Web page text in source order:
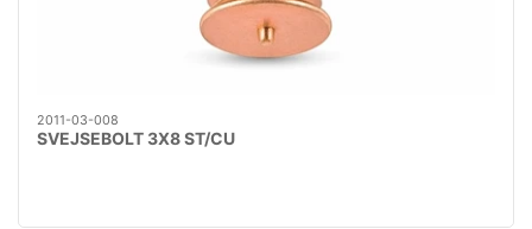
2011-03-008
SVEJSEBOLT 3X8 ST/CU